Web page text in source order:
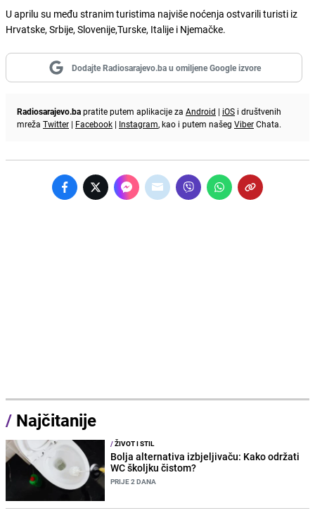
U aprilu su među stranim turistima najviše noćenja ostvarili turisti iz
Hrvatske, Srbije, Slovenije,Turske, Italije i Njemačke.
Dodajte Radiosarajevo.ba u omiljene Google izvore
Radiosarajevo.bapratite putem aplikacije za Android | iOS i društvenih
mreža Twitter | Facebook | Instagram, kao i putem našeg ViberChata.
/ Najčitanije
/ŽIVOT I STIL
Bolja alternativa izbjeljivaču: Kako održati
WC školjku čistom?
PRIJE 2 DANA